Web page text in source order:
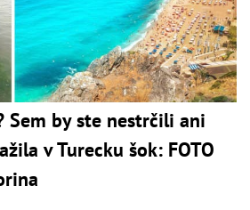
Sem by ste nestrčili ani
v Turecku šok: FOTO